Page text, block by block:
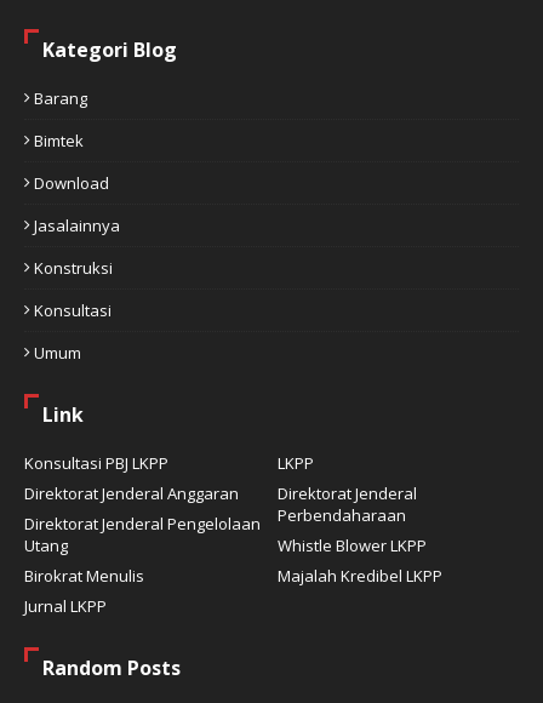
Kategori Blog
Barang
Bimtek
Download
Jasalainnya
Konstruksi
Konsultasi
Umum
Link
Konsultasi PBJ LKPP
LKPP
Direktorat Jenderal Anggaran
Direktorat Jenderal
Perbendaharaan
Direktorat Jenderal Pengelolaan
Utang
Whistle Blower LKPP
Birokrat Menulis
Majalah Kredibel LKPP
Jurnal LKPP
Random Posts